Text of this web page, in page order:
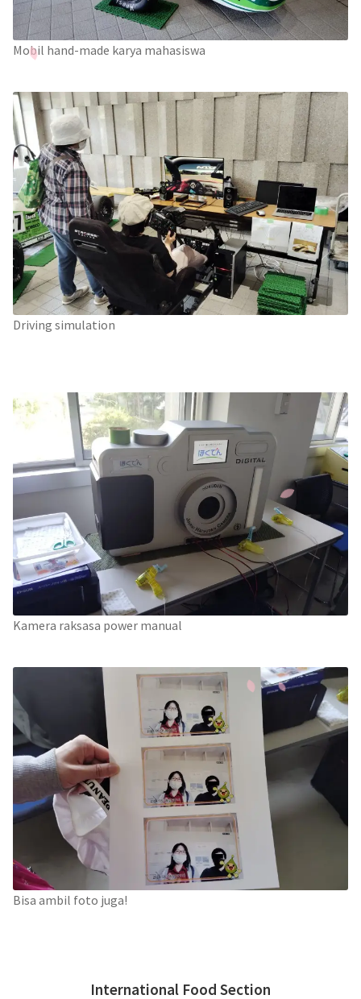
Mobil hand-made karya mahasiswa
Driving simulation
Kamera raksasa power manual
Bisa ambil foto juga!
International Food Section